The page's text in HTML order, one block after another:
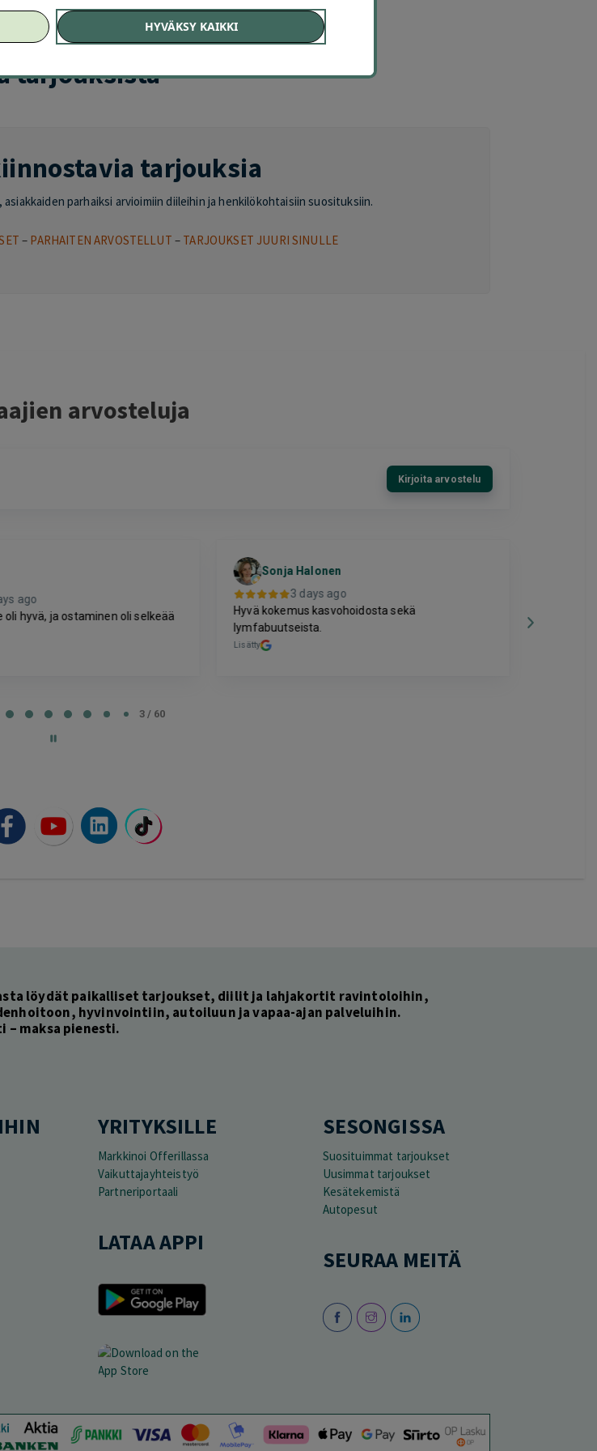
tarjouksista
tarjouksia
parhaiksi arvioimiin diileihin ja henkilökohtaisiin suosituksiin.
– PARHAITEN ARVOSTELLUT – TARJOUKSET JUURI SINULLE
arvosteluja
Kirjoita arvostelu
ago
oli hyvä, ja ostaminen oli selkeää
Sonja Halonen
3 days ago
Hyvä kokemus kasvohoidosta sekä
lymfabuutseista.
Lisätty
3 / 60
löydät paikalliset tarjoukset, diilit ja lahjakortit ravintoloihin,
hyvinvointiin, autoiluun ja vapaa-ajan palveluihin.
– maksa pienesti.
YRITYKSILLE
Markkinoi Offerillassa
Vaikuttajayhteistyö
Partneriportaali
LATAA APPI
SESONGISSA
Suosituimmat tarjoukset
Uusimmat tarjoukset
Kesätekemistä
Autopesut
SEURAA MEITÄ
HYVÄKSY KAIKKI